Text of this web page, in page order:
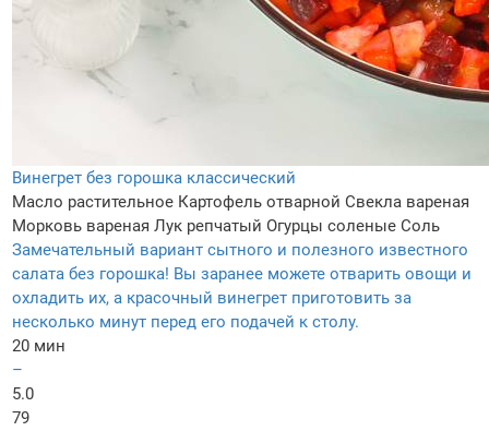
Винегрет без горошка классический
Масло растительное Картофель отварной Свекла вареная
Морковь вареная Лук репчатый Огурцы соленые Соль
Замечательный вариант сытного и полезного известного
салата без горошка! Вы заранее можете отварить овощи и
охладить их, а красочный винегрет приготовить за
несколько минут перед его подачей к столу.
20 мин
–
5.0
79